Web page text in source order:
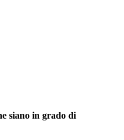
siano in grado di